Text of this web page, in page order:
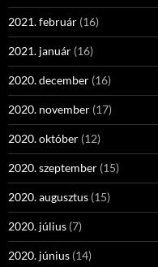
2021. február (16)
2021. január (16)
2020. december (16)
2020. november (17)
2020. október (12)
2020. szeptember (15)
2020. augusztus (15)
2020. július (7)
2020. június (14)